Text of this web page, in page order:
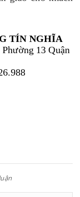
TÍN NGHĨA
13 Quận